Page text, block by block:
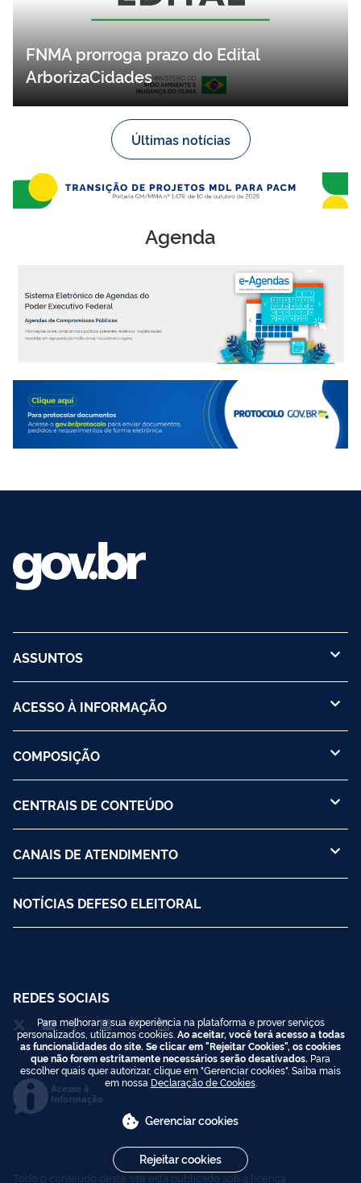
FNMA prorroga prazo do Edital
ArborizaCidades
Últimas notícias
Agenda
ASSUNTOS
ACESSO À INFORMAÇÃO
COMPOSIÇÃO
CENTRAIS DE CONTEÚDO
CANAIS DE ATENDIMENTO
NOTÍCIAS DEFESO ELEITORAL
REDES SOCIAIS
Acesso à
Informação
Todo o conteúdo deste site está publicado sob a licença
Para melhorar a sua experiência na plataforma e prover serviços
personalizados, utilizamos cookies. Ao aceitar, você terá acesso a todas
as funcionalidades do site. Se clicar em "Rejeitar Cookies", os cookies
que não forem estritamente necessários serão desativados. Para
escolher quais quer autorizar, clique em "Gerenciar cookies". Saiba mais
em nossa Declaração de Cookies.
Gerenciar cookies
Rejeitar cookies